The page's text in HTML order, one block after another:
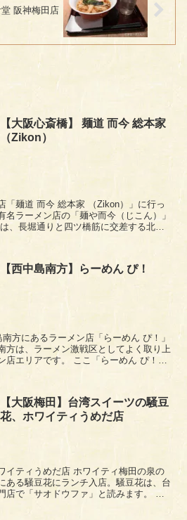
堂 阪神梅田店
【大阪心斎橋】 麺道 而今 総本家
（Zikon）
「麺道 而今 総本家 （Zikon）」に行っ
名ラーメン店の「麺や而今（じこん）」
【西中島南方】らーめん ぴ！
方は、ラーメン激戦区としてよく取り上
ここ「らーめん ぴ！」
【大阪梅田】台湾スイーツの騒豆
花、ホワイティうめだ店
店 ホワイティ梅田の泉の
ある騒豆花にランチ入店。騒豆花は、台
で「サオドウファ」と読みます。 店